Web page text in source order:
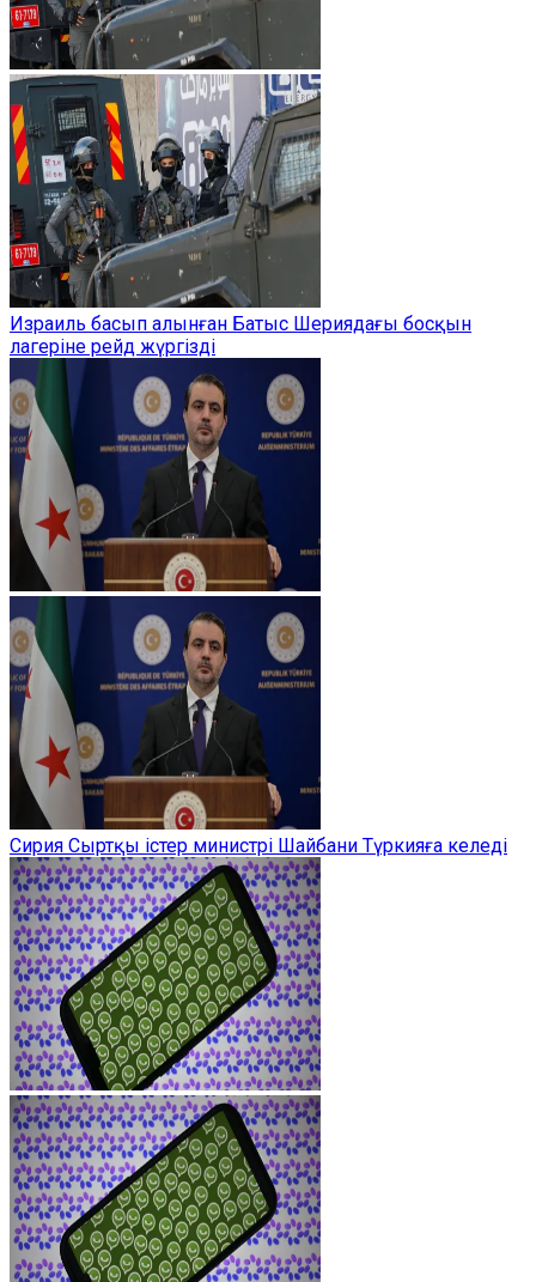
Израиль басып алынған Батыс Шериядағы босқын
лагеріне рейд жүргізді
Сирия Сыртқы істер министрі Шайбани Түркияға келеді